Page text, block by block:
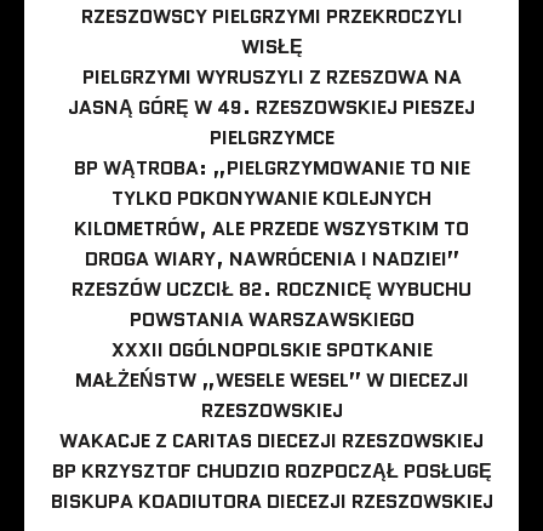
RZESZOWSCY PIELGRZYMI PRZEKROCZYLI
WISŁĘ
PIELGRZYMI WYRUSZYLI Z RZESZOWA NA
JASNĄ GÓRĘ W 49. RZESZOWSKIEJ PIESZEJ
PIELGRZYMCE
BP WĄTROBA: „PIELGRZYMOWANIE TO NIE
TYLKO POKONYWANIE KOLEJNYCH
KILOMETRÓW, ALE PRZEDE WSZYSTKIM TO
DROGA WIARY, NAWRÓCENIA I NADZIEI”
RZESZÓW UCZCIŁ 82. ROCZNICĘ WYBUCHU
POWSTANIA WARSZAWSKIEGO
XXXII OGÓLNOPOLSKIE SPOTKANIE
MAŁŻEŃSTW „WESELE WESEL” W DIECEZJI
RZESZOWSKIEJ
WAKACJE Z CARITAS DIECEZJI RZESZOWSKIEJ
BP KRZYSZTOF CHUDZIO ROZPOCZĄŁ POSŁUGĘ
BISKUPA KOADIUTORA DIECEZJI RZESZOWSKIEJ